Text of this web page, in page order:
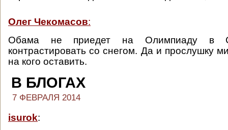
Олег Чекомасов:
Обама не приедет на Олимпиаду в
контрастировать со снегом. Да и прослушку
на кого оставить.
В БЛОГАХ
7 ФЕВРАЛЯ 2014
isurok: